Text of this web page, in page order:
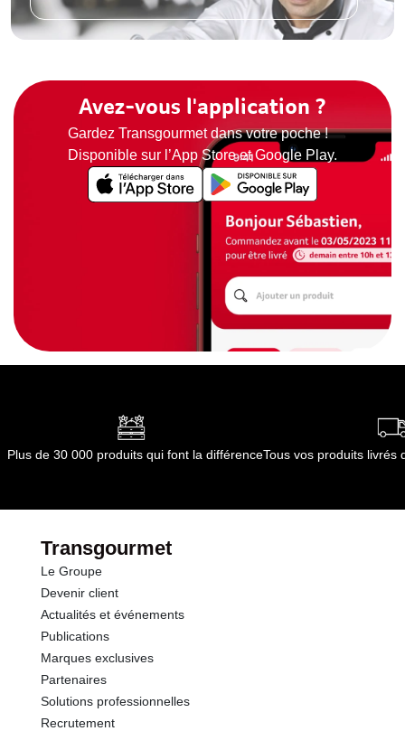
Avez-vous l'application ?
Gardez Transgourmet dans votre poche !
Disponible sur l’App Store et Google Play.
Plus de 30 000 produits qui font la différenceTous vos produits livrés
Transgourmet
Le Groupe
Devenir client
Actualités et événements
Publications
Marques exclusives
Partenaires
Solutions professionnelles
Recrutement